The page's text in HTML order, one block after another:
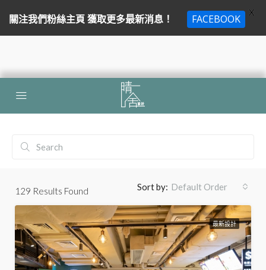
129 Results Found Sort by: Default Order
最新設計
關注我們粉絲主頁 獲取更多最新消息！ FACEBOOK
X